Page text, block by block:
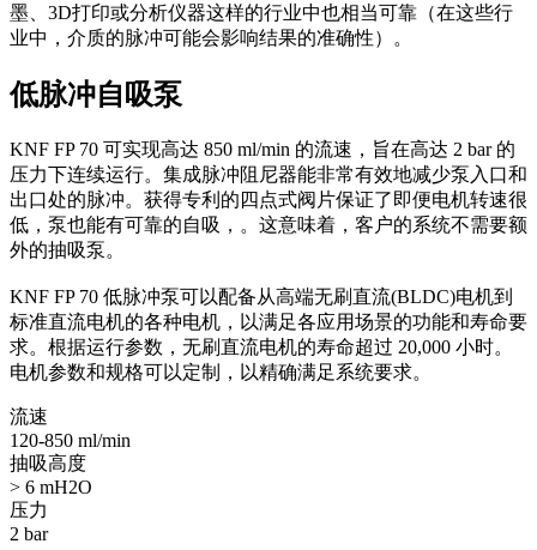
墨、3D打印或分析仪器这样的行业中也相当可靠（在这些行
业中，介质的脉冲可能会影响结果的准确性）。
低脉冲自吸泵
KNF FP 70 可实现高达 850 ml/min 的流速，旨在高达 2 bar 的
压力下连续运行。集成脉冲阻尼器能非常有效地减少泵入口和
出口处的脉冲。获得专利的四点式阀片保证了即便电机转速很
低，泵也能有可靠的自吸，。这意味着，客户的系统不需要额
外的抽吸泵。
KNF FP 70 低脉冲泵可以配备从高端无刷直流(BLDC)电机到
标准直流电机的各种电机，以满足各应用场景的功能和寿命要
求。根据运行参数，无刷直流电机的寿命超过 20,000 小时。
电机参数和规格可以定制，以精确满足系统要求。
流速
120-850 ml/min
抽吸高度
> 6 mH2O
压力
2 bar